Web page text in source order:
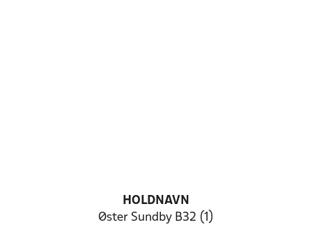
HOLDNAVN
Øster Sundby B32 (1)